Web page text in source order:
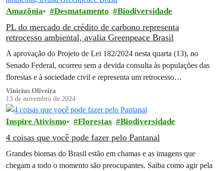
Amazônia Desmatamento Biodiversidade
PL do mercado de crédito de carbono representa
retrocesso ambiental, avalia Greenpeace Brasil
A aprovação do Projeto de Lei 182/2024 nesta quarta (13), no
Senado Federal, ocorreu sem a devida consulta às populações das
florestas e à sociedade civil e representa um retrocesso…
Vinicius Oliveira
13 de novembro de 2024
Inspire Ativismo Florestas Biodiversidade
4 coisas que você pode fazer pelo Pantanal
Grandes biomas do Brasil estão em chamas e as imagens que
chegam a todo o momento são preocupantes. Saiba como agir pela